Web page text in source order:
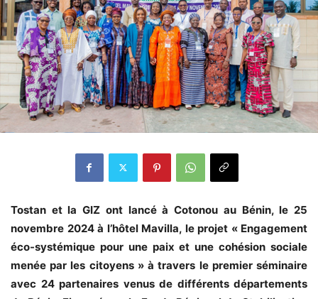
Tostan et la GIZ ont lancé à Cotonou au Bénin, le 25
novembre 2024 à l’hôtel Mavilla, le projet « Engagement
éco-systémique pour une paix et une cohésion sociale
menée par les citoyens » à travers le premier séminaire
avec 24 partenaires venus de différents départements